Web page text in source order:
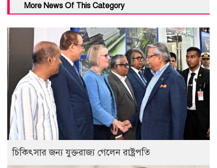
More News Of This Category
চিকিৎসার জন্য যুক্তরাজ্য গেলেন রাষ্ট্রপতি